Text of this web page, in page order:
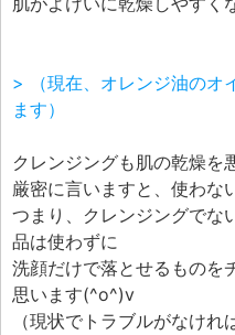
> （現在、オレンジ油のオ
ます）
クレンジングも肌の乾燥を
厳密に言いますと、使わな
つまり、クレンジングでな
品は使わずに
洗顔だけで落とせるものを
思います(^o^)v
（現状でトラブルがなけ